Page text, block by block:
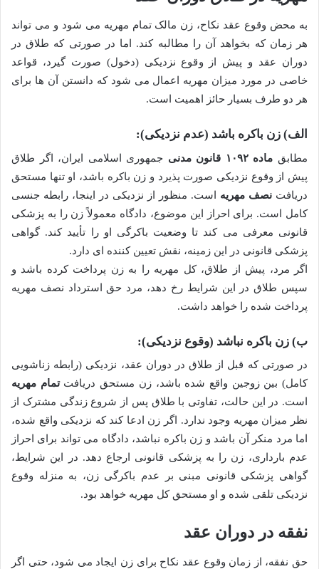
به محض وقوع عقد نکاح، زن مالک تمام مهریه می شود و می تواند
هر زمان که بخواهد آن را مطالبه کند. اما در صورتی که طلاق در
دوران عقد و پیش از وقوع نزدیکی (دخول) صورت گیرد، قواعد
خاصی در مورد میزان مهریه اعمال می شود که دانستن آن ها برای
هر دو طرف بسیار حائز اهمیت است.
الف) زن باکره باشد (عدم نزدیکی):
مطابق ماده ۱۰۹۲ قانون مدنی
جمهوری اسلامی ایران، اگر طلاق
پیش از وقوع نزدیکی صورت پذیرد و زن باکره باشد، او تنها مستحق
دریافت نصف مهریه است. منظور از نزدیکی در اینجا، رابطه جنسی
کامل است. برای احراز این موضوع، دادگاه معمولاً زن را به پزشکی
قانونی معرفی می کند تا وضعیت باکرگی او را تأیید کند. گواهی
پزشکی قانونی در این زمینه، نقش تعیین کننده ای دارد.
اگر مرد، پیش از طلاق، کل مهریه را به زن پرداخت کرده باشد و
سپس طلاق در این شرایط رخ دهد، مرد حق استرداد نصف مهریه
پرداخت شده را خواهد داشت.
ب) زن باکره نباشد (وقوع نزدیکی):
در صورتی که قبل از طلاق در دوران عقد، نزدیکی (رابطه زناشویی
کامل) بین زوجین واقع شده باشد، زن مستحق دریافتتمام مهریه
است. در این حالت، تفاوتی با طلاق پس از شروع زندگی مشترک از
نظر میزان مهریه وجود ندارد. اگر زن ادعا کند که نزدیکی واقع شده،
اما مرد منکر آن باشد و زن باکره نباشد، دادگاه می تواند برای احراز
عدم بارداری، زن را به پزشکی قانونی ارجاع دهد. در این شرایط،
گواهی پزشکی قانونی مبنی بر عدم باکرگی زن، به منزله وقوع
نزدیکی تلقی شده و او مستحق کل مهریه خواهد بود.
نفقه در دوران عقد
حق نفقه، از زمان وقوع عقد نکاح برای زن ایجاد می شود، حتی اگر